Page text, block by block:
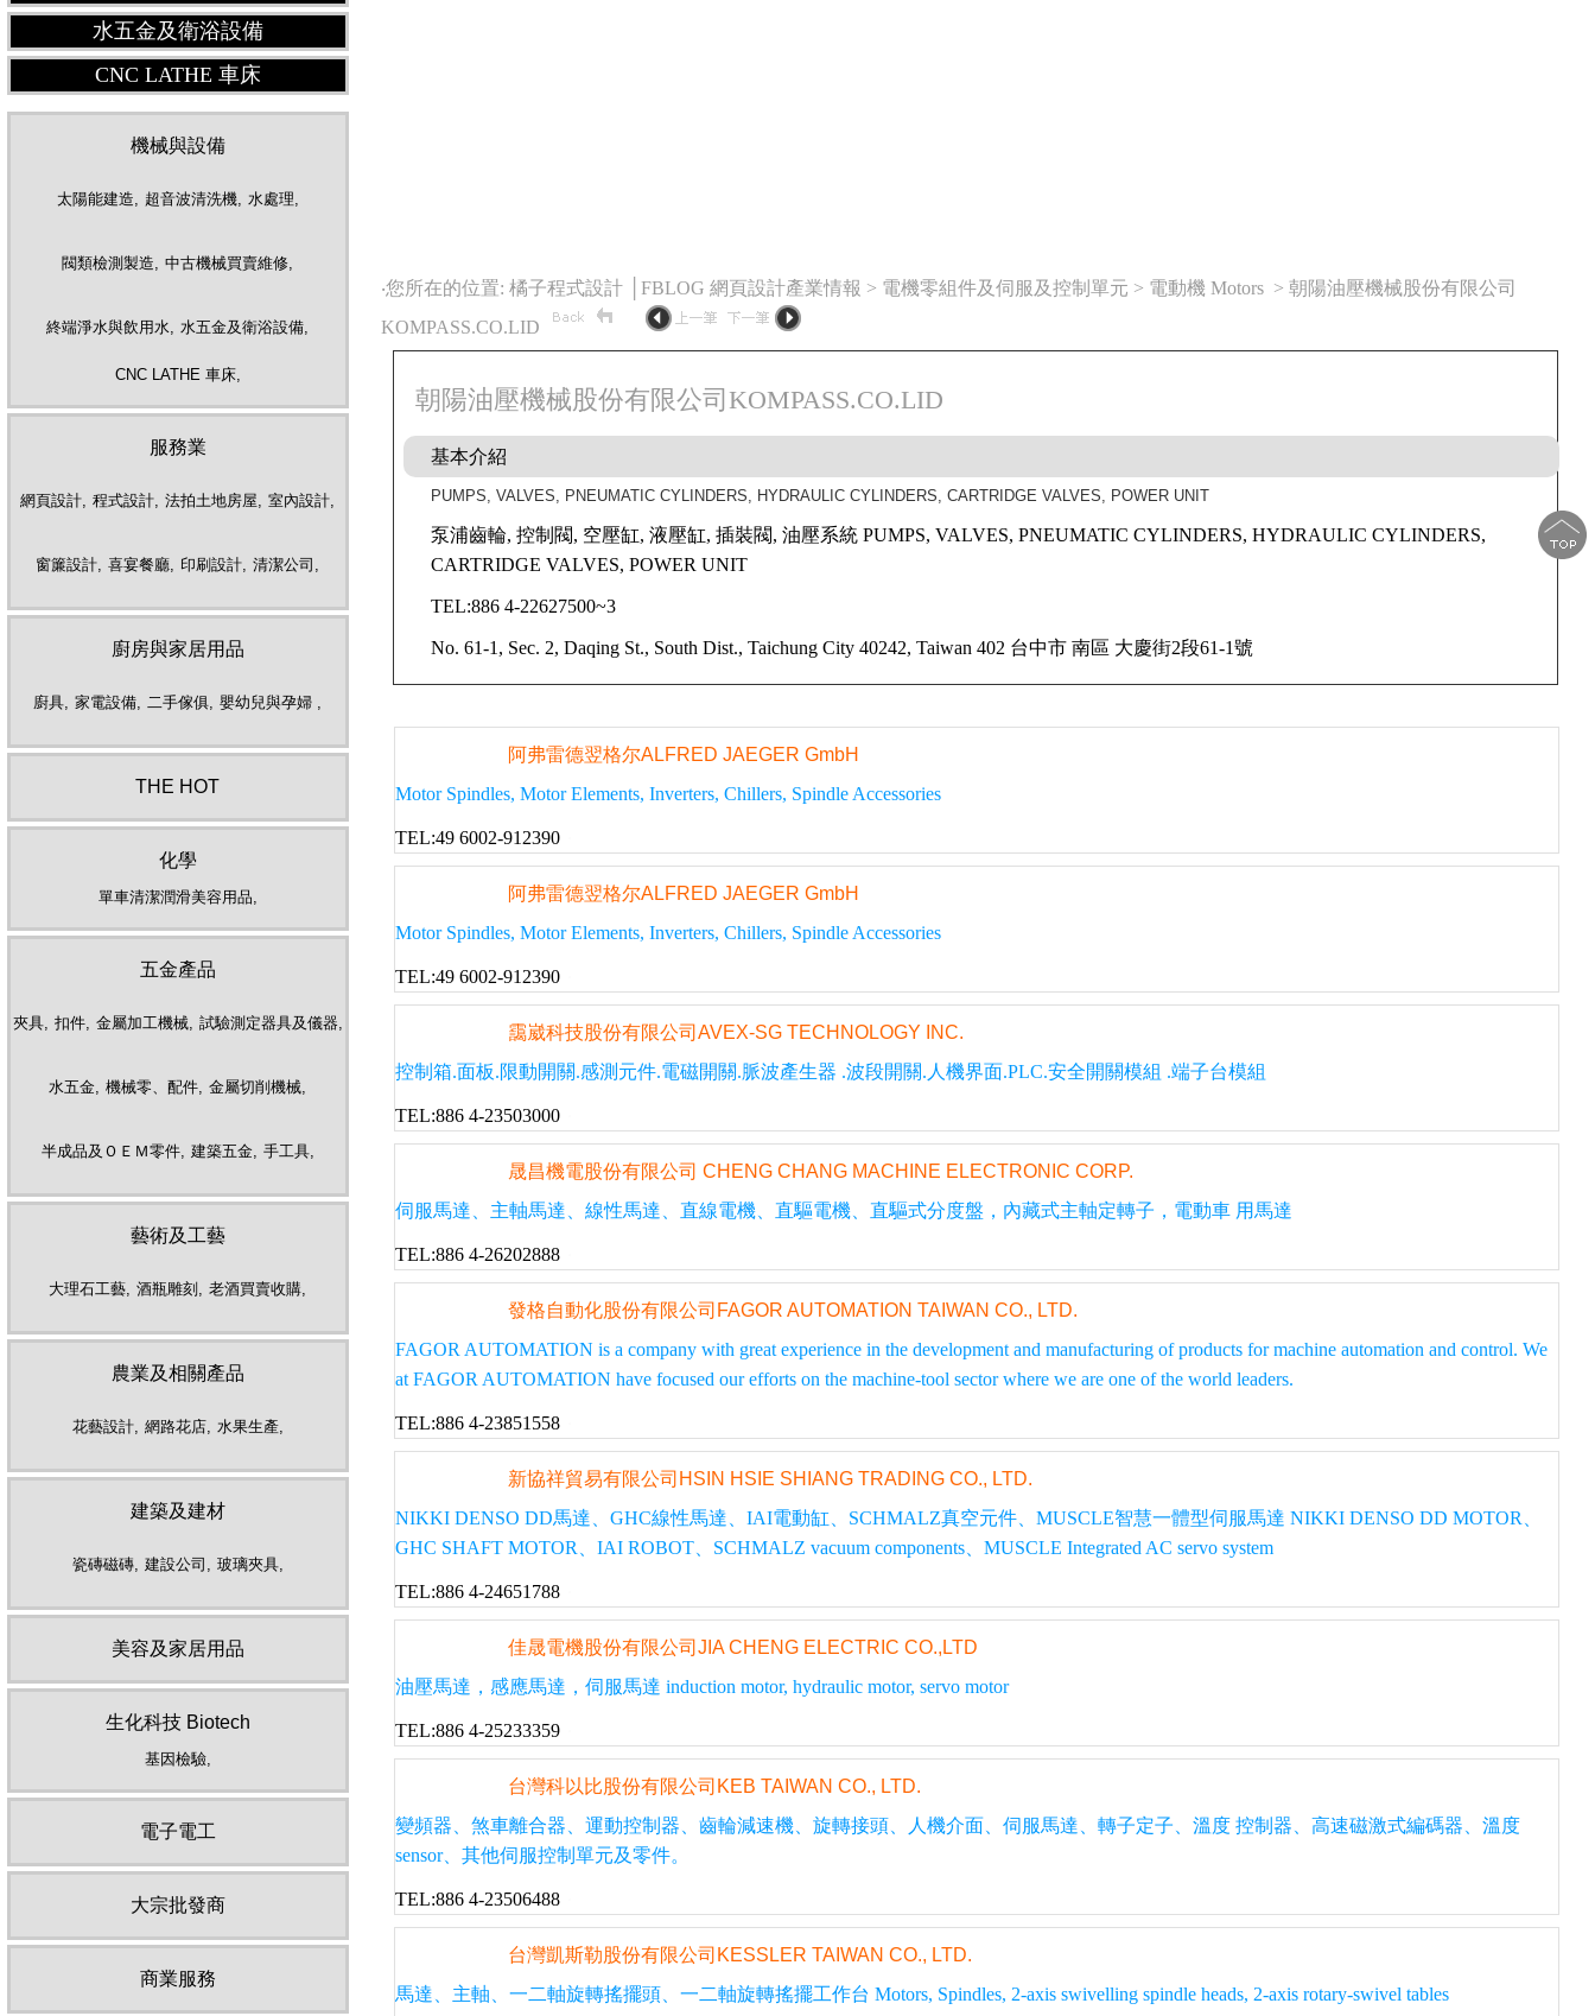
水五金及衛浴設備
CNC LATHE 車床
機械與設備
太陽能建造, 超音波清洗機, 水處理,
閥類檢測製造, 中古機械買賣維修,
終端淨水與飲用水, 水五金及衛浴設備,
CNC LATHE 車床,
服務業
網頁設計, 程式設計, 法拍土地房屋, 室內設計,
窗簾設計, 喜宴餐廳, 印刷設計, 清潔公司,
廚房與家居用品
廚具, 家電設備, 二手傢俱, 嬰幼兒與孕婦 ,
THE HOT
化學
單車清潔潤滑美容用品,
五金產品
夾具, 扣件, 金屬加工機械, 試驗測定器具及儀器,
水五金, 機械零、配件, 金屬切削機械,
半成品及ＯＥＭ零件, 建築五金, 手工具,
藝術及工藝
大理石工藝, 酒瓶雕刻, 老酒買賣收購,
農業及相關產品
花藝設計, 網路花店, 水果生產,
建築及建材
瓷磚磁磚, 建設公司, 玻璃夾具,
美容及家居用品
生化科技 Biotech
基因檢驗,
電子電工
大宗批發商
商業服務
‧您所在的位置: 橘子程式設計 │FBLOG 網頁設計產業情報 > 電機零組件及伺服及控制單元 > 電動機 Motors > 朝陽油壓機械股份有限公司
KOMPASS.CO.LID
朝陽油壓機械股份有限公司KOMPASS.CO.LID
基本介紹
PUMPS, VALVES, PNEUMATIC CYLINDERS, HYDRAULIC CYLINDERS, CARTRIDGE VALVES, POWER UNIT
泵浦齒輪, 控制閥, 空壓缸, 液壓缸, 插裝閥, 油壓系統 PUMPS, VALVES, PNEUMATIC CYLINDERS, HYDRAULIC CYLINDERS,
CARTRIDGE VALVES, POWER UNIT
TEL:886 4-22627500~3
No. 61-1, Sec. 2, Daqing St., South Dist., Taichung City 40242, Taiwan 402 台中市 南區 大慶街2段61-1號
阿弗雷德翌格尔ALFRED JAEGER GmbH
Motor Spindles, Motor Elements, Inverters, Chillers, Spindle Accessories
TEL:49 6002-912390
阿弗雷德翌格尔ALFRED JAEGER GmbH
Motor Spindles, Motor Elements, Inverters, Chillers, Spindle Accessories
TEL:49 6002-912390
靄崴科技股份有限公司AVEX-SG TECHNOLOGY INC.
控制箱.面板.限動開關.感測元件.電磁開關.脈波產生器 .波段開關.人機界面.PLC.安全開關模組 .端子台模組
TEL:886 4-23503000
晟昌機電股份有限公司 CHENG CHANG MACHINE ELECTRONIC CORP.
伺服馬達、主軸馬達、線性馬達、直線電機、直驅電機、直驅式分度盤，內藏式主軸定轉子，電動車 用馬達
TEL:886 4-26202888
發格自動化股份有限公司FAGOR AUTOMATION TAIWAN CO., LTD.
FAGOR AUTOMATION is a company with great experience in the development and manufacturing of products for machine automation and control. We
at FAGOR AUTOMATION have focused our efforts on the machine-tool sector where we are one of the world leaders.
TEL:886 4-23851558
新協祥貿易有限公司HSIN HSIE SHIANG TRADING CO., LTD.
NIKKI DENSO DD馬達、GHC線性馬達、IAI電動缸、SCHMALZ真空元件、MUSCLE智慧一體型伺服馬達 NIKKI DENSO DD MOTOR、
GHC SHAFT MOTOR、IAI ROBOT、SCHMALZ vacuum components、MUSCLE Integrated AC servo system
TEL:886 4-24651788
佳晟電機股份有限公司JIA CHENG ELECTRIC CO.,LTD
油壓馬達，感應馬達，伺服馬達 induction motor, hydraulic motor, servo motor
TEL:886 4-25233359
台灣科以比股份有限公司KEB TAIWAN CO., LTD.
變頻器、煞車離合器、運動控制器、齒輪減速機、旋轉接頭、人機介面、伺服馬達、轉子定子、溫度 控制器、高速磁激式編碼器、溫度
sensor、其他伺服控制單元及零件。
TEL:886 4-23506488
台灣凱斯勒股份有限公司KESSLER TAIWAN CO., LTD.
馬達、主軸、一二軸旋轉搖擺頭、一二軸旋轉搖擺工作台 Motors, Spindles, 2-axis swivelling spindle heads, 2-axis rotary-swivel tables